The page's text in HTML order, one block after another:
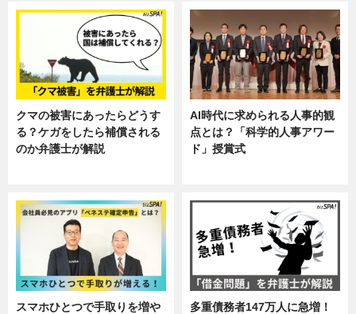
クマの被害にあったらどうす
る？ケガをしたら補償される
のか弁護士が解説
AI時代に求められる人事的観
点とは？「科学的人事アワー
ド」授賞式
スマホひとつで手取りを増や
多重債務者147万人に急増！